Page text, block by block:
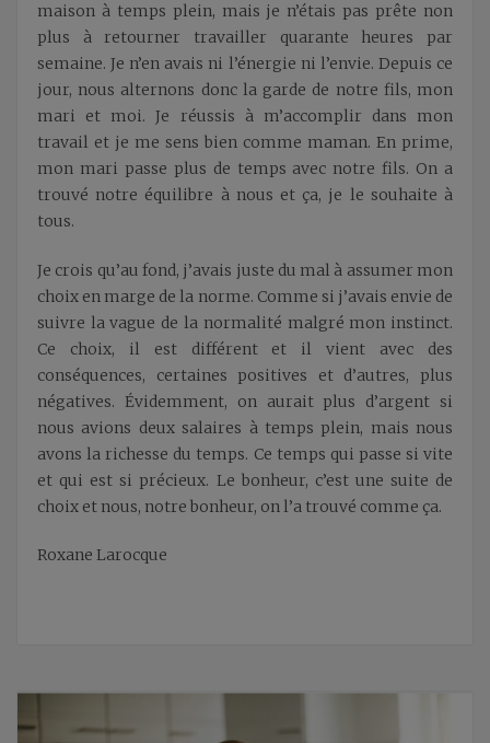
maison à temps plein, mais je n’étais pas prête non
plus à retourner travailler quarante heures par
semaine. Je n’en avais ni l’énergie ni l’envie. Depuis ce
jour, nous alternons donc la garde de notre fils, mon
mari et moi. Je réussis à m’accomplir dans mon
travail et je me sens bien comme maman. En prime,
mon mari passe plus de temps avec notre fils. On a
trouvé notre équilibre à nous et ça, je le souhaite à
tous.
Je crois qu’au fond, j’avais juste du mal à assumer mon
choix en marge de la norme. Comme si j’avais envie de
suivre la vague de la normalité malgré mon instinct.
Ce choix, il est différent et il vient avec des
conséquences, certaines positives et d’autres, plus
négatives. Évidemment, on aurait plus d’argent si
nous avions deux salaires à temps plein, mais nous
avons la richesse du temps. Ce temps qui passe si vite
et qui est si précieux. Le bonheur, c’est une suite de
choix et nous, notre bonheur, on l’a trouvé comme ça.
Roxane Larocque